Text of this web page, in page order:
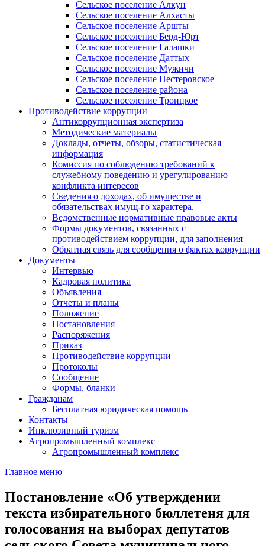
Сельское поселение Алкун
Сельское поселение Алхасты
Сельское поселение Аршты
Сельское поселение Берд-Юрт
Сельское поселение Галашки
Сельское поселение Даттых
Сельское поселение Мужичи
Сельское поселение Нестеровское
Сельское поселение района
Сельское поселение Троицкое
Противодействие коррупции
Антикоррупционная экспертиза
Методические материалы
Доклады, отчеты, обзоры, статистическая
информация
Комиссия по соблюдению требований к
служебному поведению и урегулированию
конфликта интересов
Сведения о доходах, об имуществе и
обязательствах имущ-го характера.
Ведомственные нормативные правовые акты
Формы документов, связанных с
противодействием коррупции, для заполнения
Обратная связь для сообщения о фактах коррупции
Документы
Интервью
Кадровая политика
Объявления
Отчеты и планы
Положение
Постановления
Распоряжения
Приказ
Противодействие коррупции
Протоколы
Сообщение
Формы, бланки
Гражданам
Бесплатная юридическая помощь
Контакты
Инклюзивный туризм
Агропромышленный комплекс
Агропромышленный комплекс
Главное меню
Постановление «Об утверждении
текста избирательного бюллетеня для
голосования на выборах депутатов